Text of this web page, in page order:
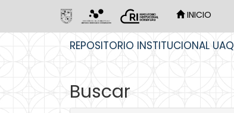
INICIO
REPOSITORIO INSTITUCIONAL UAQ
Buscar